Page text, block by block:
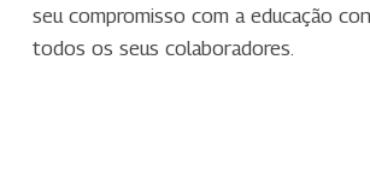
seu compromisso com a educação
todos os seus colaboradores.